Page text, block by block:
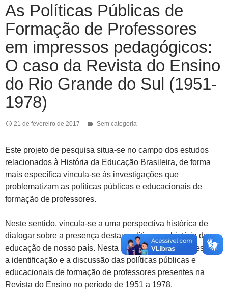
As Políticas Públicas de
Formação de Professores
em impressos pedagógicos:
O caso da Revista do Ensino
do Rio Grande do Sul (1951-
1978)
21 de fevereiro de 2017 Sem categoria
Este projeto de pesquisa situa-se no campo dos estudos
relacionados à História da Educação Brasileira, de forma
mais específica vincula-se às investigações que
problematizam as políticas públicas e educacionais de
formação de professores.
Neste sentido, vincula-se a uma perspectiva histórica de
dialogar sobre a presença destas políticas na história da
educação de nosso país. Nesta medida temos como escopo
a identificação e a discussão das políticas públicas e
educacionais de formação de professores presentes na
Revista do Ensino no período de 1951 a 1978.